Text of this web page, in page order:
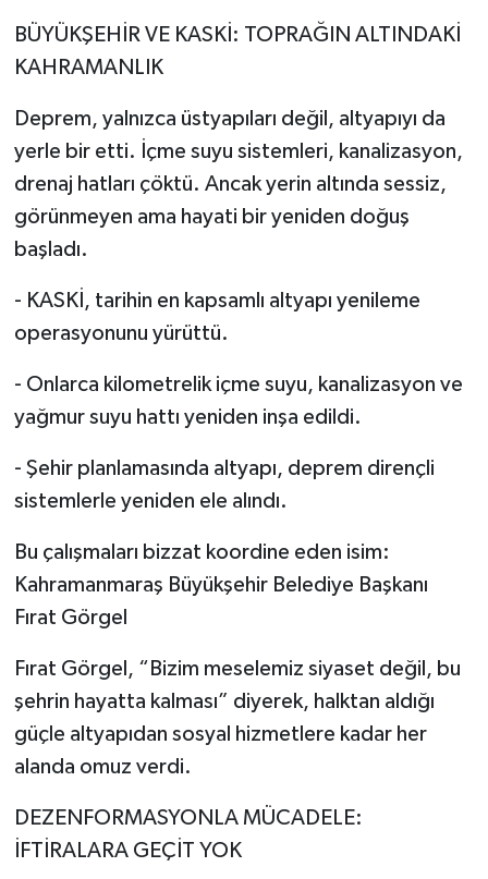
BÜYÜKŞEHİR VE KASKİ: TOPRAĞIN ALTINDAKİ
KAHRAMANLIK
Deprem, yalnızca üstyapıları değil, altyapıyı da
yerle bir etti. İçme suyu sistemleri, kanalizasyon,
drenaj hatları çöktü. Ancak yerin altında sessiz,
görünmeyen ama hayati bir yeniden doğuş
başladı.
- KASKİ, tarihin en kapsamlı altyapı yenileme
operasyonunu yürüttü.
- Onlarca kilometrelik içme suyu, kanalizasyon ve
yağmur suyu hattı yeniden inşa edildi.
- Şehir planlamasında altyapı, deprem dirençli
sistemlerle yeniden ele alındı.
Bu çalışmaları bizzat koordine eden isim:
Kahramanmaraş Büyükşehir Belediye Başkanı
Fırat Görgel
Fırat Görgel, “Bizim meselemiz siyaset değil, bu
şehrin hayatta kalması” diyerek, halktan aldığı
güçle altyapıdan sosyal hizmetlere kadar her
alanda omuz verdi.
DEZENFORMASYONLA MÜCADELE:
İFTİRALARA GEÇİT YOK